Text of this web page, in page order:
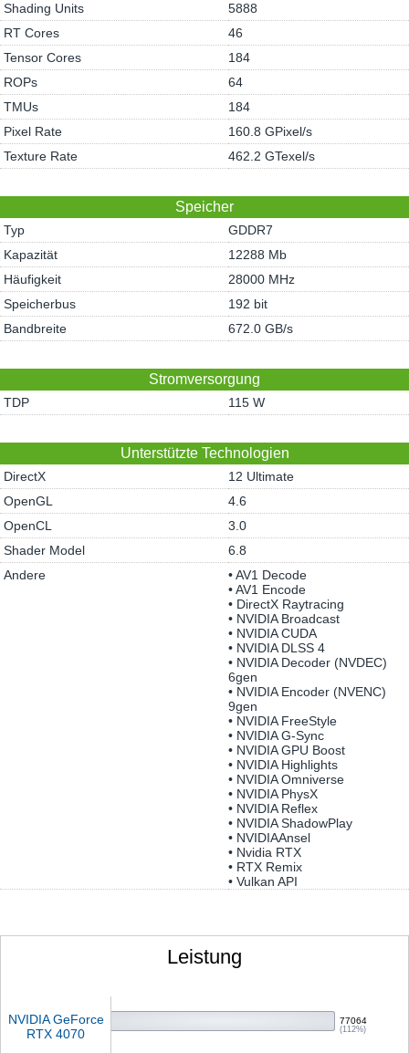
Shading Units
5888
RT Cores
46
Tensor Cores
184
ROPs
64
TMUs
184
Pixel Rate
160.8 GPixel/s
Texture Rate
462.2 GTexel/s
Speicher
Typ
GDDR7
Kapazität
12288 Mb
Häufigkeit
28000 MHz
Speicherbus
192 bit
Bandbreite
672.0 GB/s
Stromversorgung
TDP 115 W
Unterstützte Technologien
DirectX
12 Ultimate
OpenGL
4.6
OpenCL
3.0
Shader Model
6.8
Andere
• AV1 Decode
• AV1 Encode
• DirectX Raytracing
• NVIDIA Broadcast
• NVIDIA CUDA
• NVIDIA DLSS 4
• NVIDIA Decoder (NVDEC)
6gen
• NVIDIA Encoder (NVENC)
9gen
• NVIDIA FreeStyle
• NVIDIA G-Sync
• NVIDIA GPU Boost
• NVIDIA Highlights
• NVIDIA Omniverse
• NVIDIA PhysX
• NVIDIA Reflex
• NVIDIA ShadowPlay
• NVIDIAAnsel
• Nvidia RTX
• RTX Remix
• Vulkan API
Leistung
NVIDIA GeForce
RTX 4070
77064
(112%)